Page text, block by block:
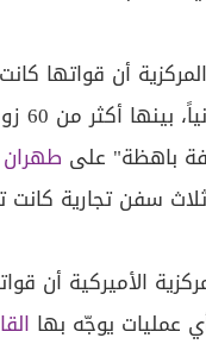
من 60 زورقاً تابعاً ل"
باهظة" على طهران
ثلاث سفن تجارية
الأميركية أن
عمليات يوجّه بها